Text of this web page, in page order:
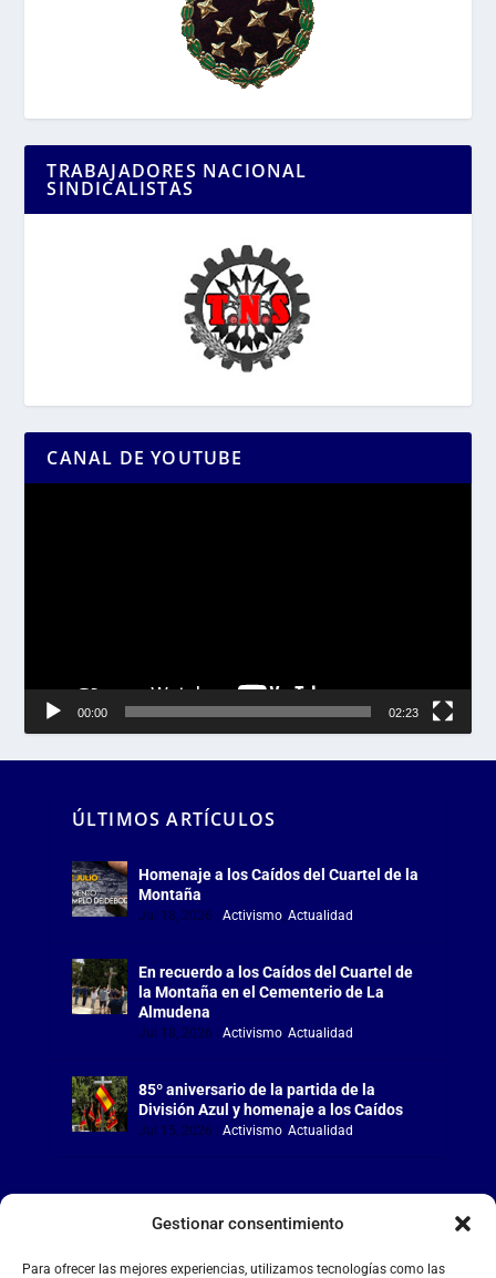
Gestionar consentimiento
Para ofrecer las mejores experiencias, utilizamos tecnologías como las
TRABAJADORES NACIONAL
SINDICALISTAS
CANAL DE YOUTUBE
00:00 02:23
ÚLTIMOS ARTÍCULOS
Homenaje a los Caídos del Cuartel de la
Montaña
Jul 18, 2026 Activismo, Actualidad
En recuerdo a los Caídos del Cuartel de
la Montaña en el Cementerio de La
Almudena
Jul 18, 2026 Activismo, Actualidad
85º aniversario de la partida de la
División Azul y homenaje a los Caídos
Jul 15, 2026 Activismo, Actualidad
LA FALANGE